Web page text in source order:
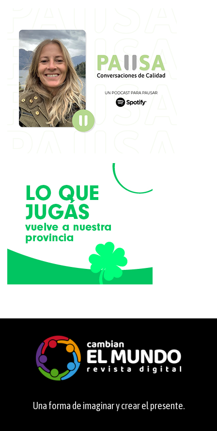
Una forma de imaginar y crear el presente.